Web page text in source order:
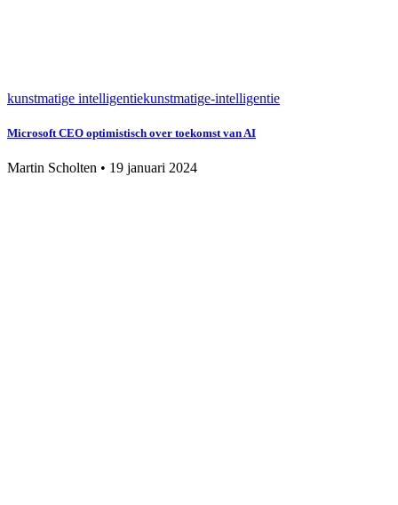
kunstmatige intelligentiekunstmatige-intelligentie
Microsoft CEO optimistisch over toekomst van AI
Martin Scholten • 19 januari 2024